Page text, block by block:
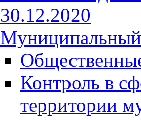
30.12.2020
Муниципальный
Контроль в
территории